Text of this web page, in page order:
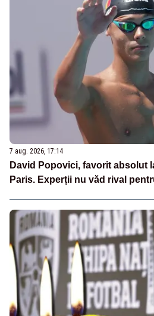
7 aug. 2026, 17:14
David Popovici, favorit absolut
Paris. Experții nu văd rival